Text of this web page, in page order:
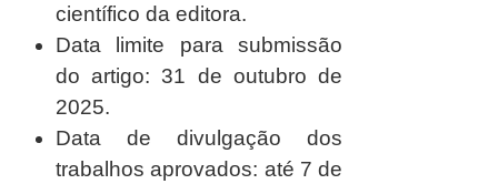
científico da editora.
Data limite para submissão
do artigo: 31 de outubro de
2025.
Data de divulgação dos
trabalhos aprovados: até 7 de